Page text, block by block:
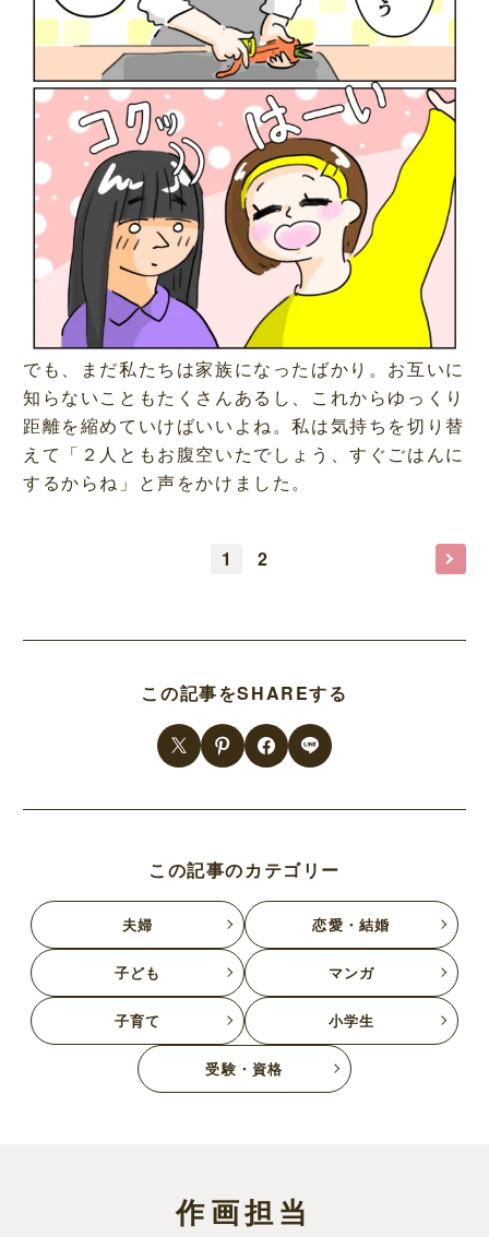
でも、まだ私たちは家族になったばかり。お互いに
知らないこともたくさんあるし、これからゆっくり
距離を縮めていけばいいよね。私は気持ちを切り替
えて「２人ともお腹空いたでしょう、すぐごはんに
するからね」と声をかけました。
1 2
この記事をSHAREする
この記事のカテゴリー
夫婦 恋愛・結婚
子ども マンガ
子育て 小学生
受験・資格
作画担当